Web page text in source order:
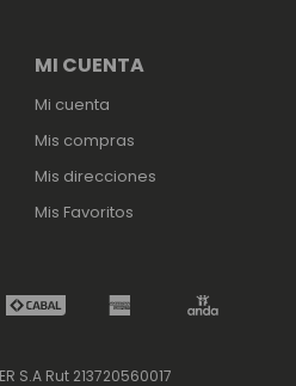
MI CUENTA
Mi cuenta
Mis compras
Mis direcciones
Mis Favoritos
S.A Rut 213720560017